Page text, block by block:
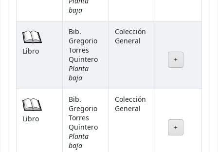
baja
Libro
Bib.
Gregorio
Torres
Quintero
Planta
baja
Colección
General
Libro
Bib.
Gregorio
Torres
Quintero
Planta
baja
Colección
General